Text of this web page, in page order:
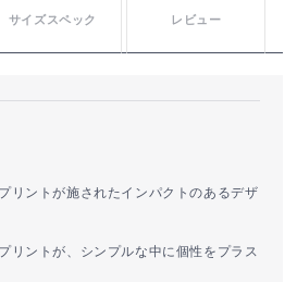
サイズスペック レビュー
リントが施されたインパクトのあるデザ
リントが、シンプルな中に個性をプラス